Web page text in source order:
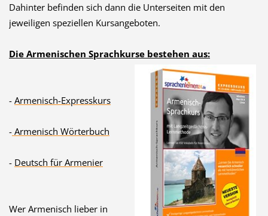
Dahinter befinden sich dann die Unterseiten mit den
jeweiligen speziellen Kursangeboten.
Die Armenischen Sprachkurse bestehen aus:
- Armenisch-Expresskurs
-Armenisch Wörterbuch
- Deutsch für Armenier
Wer Armenisch lieber in